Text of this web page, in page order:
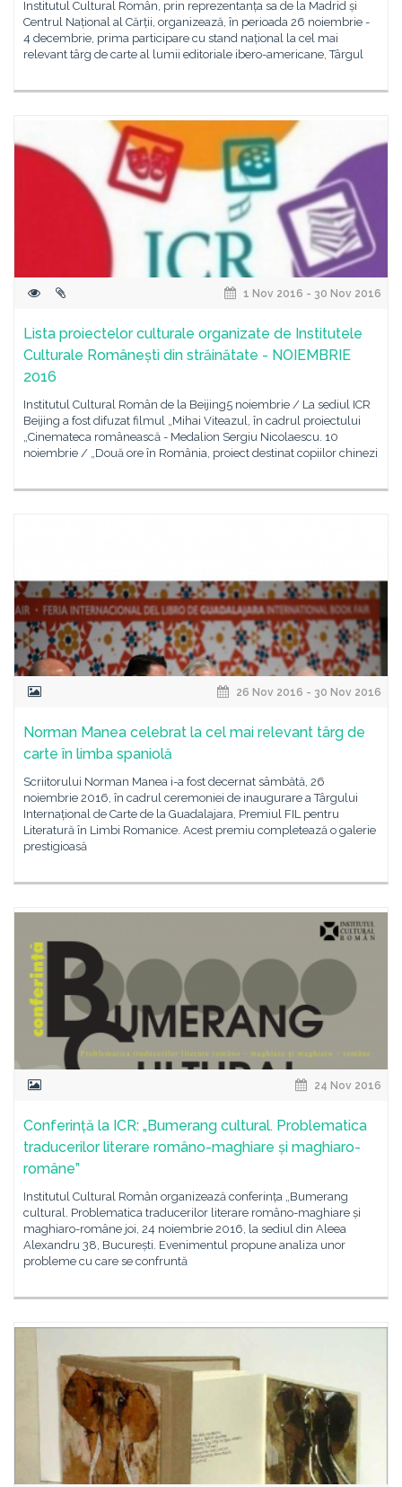
Institutul Cultural Român, prin reprezentanța sa de la Madrid și
Centrul Național al Cărții, organizează, în perioada 26 noiembrie -
4 decembrie, prima participare cu stand național la cel mai
relevant târg de carte al lumii editoriale ibero-americane, Târgul
1 Nov 2016 - 30 Nov 2016
Lista proiectelor culturale organizate de Institutele
Culturale Românești din străinătate - NOIEMBRIE
2016
Institutul Cultural Român de la Beijing5 noiembrie / La sediul ICR
Beijing a fost difuzat filmul „Mihai Viteazul, în cadrul proiectului
„Cinemateca românească - Medalion Sergiu Nicolaescu. 10
noiembrie / „Două ore în România, proiect destinat copiilor chinezi
26 Nov 2016 - 30 Nov 2016
Norman Manea celebrat la cel mai relevant târg de
carte în limba spaniolă
Scriitorului Norman Manea i-a fost decernat sâmbătă, 26
noiembrie 2016, în cadrul ceremoniei de inaugurare a Târgului
Internațional de Carte de la Guadalajara, Premiul FIL pentru
Literatură în Limbi Romanice. Acest premiu completează o galerie
prestigioasă
24 Nov 2016
Conferință la ICR: „Bumerang cultural. Problematica
traducerilor literare româno-maghiare și maghiaro-
române”
Institutul Cultural Român organizează conferința „Bumerang
cultural. Problematica traducerilor literare româno-maghiare și
maghiaro-române joi, 24 noiembrie 2016, la sediul din Aleea
Alexandru 38, București. Evenimentul propune analiza unor
probleme cu care se confruntă